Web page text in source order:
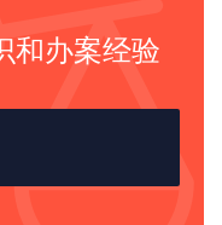
和办案经验